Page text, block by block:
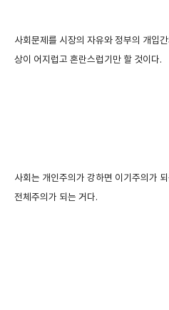
사회문제를 시장의 자유와 정부의 개입
상이 어지럽고 혼란스럽기만 할 것이다.
사회는 개인주의가 강하면 이기주의가
전체주의가 되는 거다.